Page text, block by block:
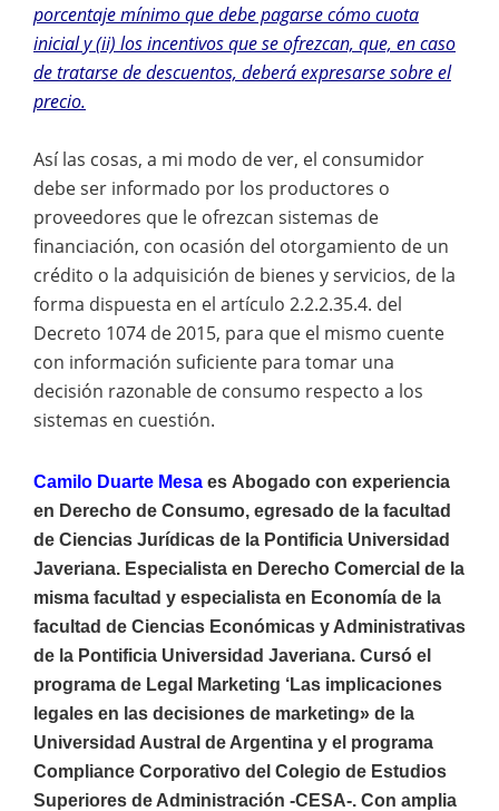
porcentaje mínimo que debe pagarse cómo cuota
inicial y (ii) los incentivos que se ofrezcan, que, en caso
de tratarse de descuentos, deberá expresarse sobre el
precio.
Así las cosas, a mi modo de ver, el consumidor
debe ser informado por los productores o
proveedores que le ofrezcan sistemas de
financiación, con ocasión del otorgamiento de un
crédito o la adquisición de bienes y servicios, de la
forma dispuesta en el artículo 2.2.2.35.4. del
Decreto 1074 de 2015, para que el mismo cuente
con información suficiente para tomar una
decisión razonable de consumo respecto a los
sistemas en cuestión.
Camilo Duarte Mesa es Abogado con experiencia
en Derecho de Consumo, egresado de la facultad
de Ciencias Jurídicas de la Pontificia Universidad
Javeriana. Especialista en Derecho Comercial de la
misma facultad y especialista en Economía de la
facultad de Ciencias Económicas y Administrativas
de la Pontificia Universidad Javeriana. Cursó el
programa de Legal Marketing ‘Las implicaciones
legales en las decisiones de marketing» de la
Universidad Austral de Argentina y el programa
Compliance Corporativo del Colegio de Estudios
Superiores de Administración -CESA-. Con amplia